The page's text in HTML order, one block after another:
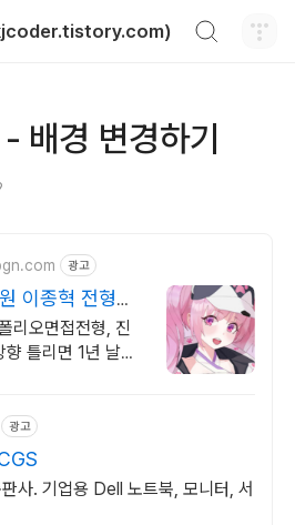
경 변경하기
광고
이종혁 전형별
리오면접전형, 진
틀리면 1년 날립
광고
사. 기업용 Dell 노트북, 모니터, 서